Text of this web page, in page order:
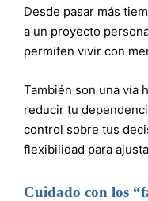
Desde pasar más
a un proyecto
permiten vivir con
También son una vía
reducir tu
control sobre tus
flexibilidad para
Cuidado con los